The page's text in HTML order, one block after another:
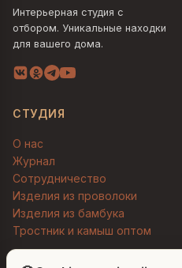
Интерьерная студия с
отбором. Уникальные находки
для вашего дома.
СТУДИЯ
О нас
Журнал
Сотрудничество
Изделия из проволоки
Изделия из бамбука
Тростник и камыш оптом
Людмила